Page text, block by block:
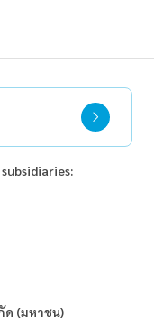
ด (มหาชน)